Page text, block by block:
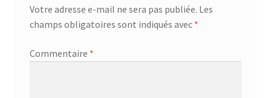
Votre adresse e-mail ne sera pas publiée. Les
champs obligatoires sont indiqués avec *
Commentaire *